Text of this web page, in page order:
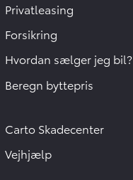
Privatleasing
Forsikring
Hvordan sælger jeg bil?
Beregn byttepris
Carto Skadecenter
Vejhjælp